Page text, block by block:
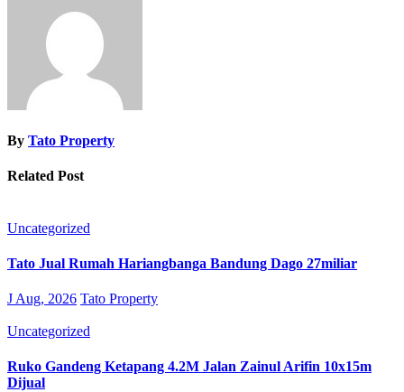
By Tato Property
Related Post
Uncategorized
Tato Jual Rumah Hariangbanga Bandung Dago 27miliar
J Aug, 2026 Tato Property
Uncategorized
Ruko Gandeng Ketapang 4.2M Jalan Zainul Arifin 10x15m
Dijual